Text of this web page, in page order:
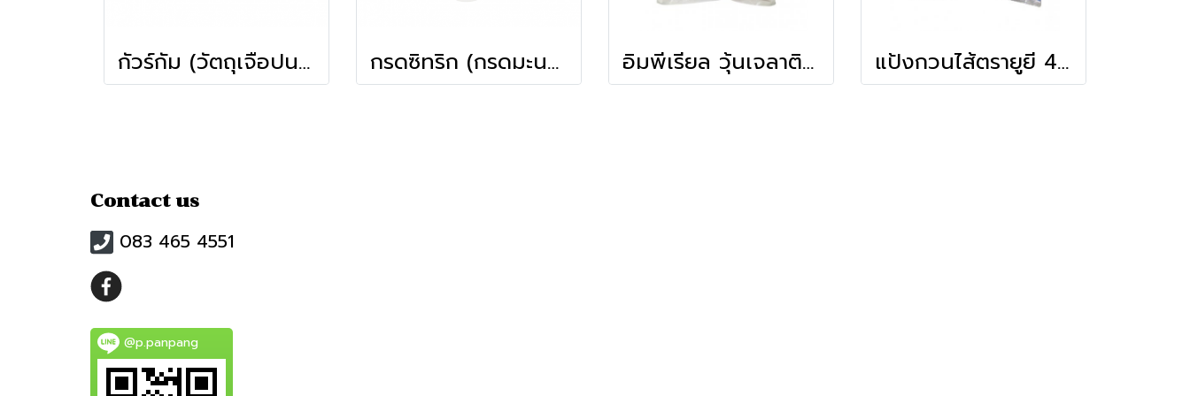
กัวร์กัม (วัตถุเจือปนอาหาร)(100ก.)(Mcgarrett) กรดซิทริก (กรดมะนาว)(100ก.)(Mcgarrett) อิมพีเรียล วุ้นเจลาตินสำเร็จรูป รสแบล็คคอร์เร้นท์ (1kg) แป้งกวนไส้ตรายูยี 450กรัม
Contact us
083 465 4551
@p.panpang